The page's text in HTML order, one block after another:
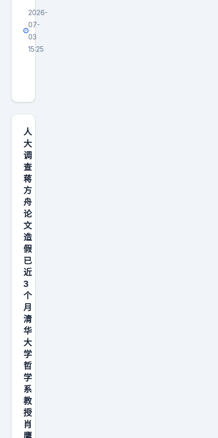
2026-
07-
03
15:25
应
已
启
动
对
蒋
方
舟
论
文
调
查
清
华
哲
学
系
教
授
肖
鹰
自
2
0
2
人
大
调
查
蒋
方
舟
论
文
造
假
已
近
3
个
月
清
华
大
学
哲
学
系
教
授
肖
鹰